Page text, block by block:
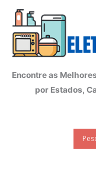
conteúdo
Encontre as
por Estados,